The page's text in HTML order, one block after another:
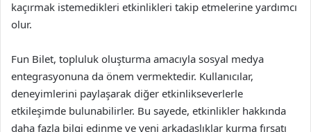
kaçırmak istemedikleri etkinlikleri takip etmelerine yardımcı
olur.
Fun Bilet, topluluk oluşturma amacıyla sosyal medya
entegrasyonuna da önem vermektedir. Kullanıcılar,
deneyimlerini paylaşarak diğer etkinlikseverlerle
etkileşimde bulunabilirler. Bu sayede, etkinlikler hakkında
daha fazla bilgi edinme ve yeni arkadaşlıklar kurma fırsatı